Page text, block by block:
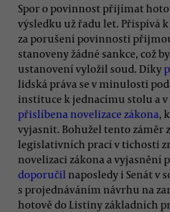
Spor o povinnost přijímat
výsledku už řadu let. Přispívá
za porušení povinnosti
stanoveny žádné sankce, což
ustanovení vyložil soud. Díky
lidská práva se v minulosti
instituce k jednacímu stolu a v
přislíbena novelizace zákona,
vyjasnit. Bohužel tento záměr
legislativních prací v tichosti
novelizaci zákona a vyjasnění
doporučil naposledy i Senát v
s projednáváním návrhu na
hotově do Listiny základních